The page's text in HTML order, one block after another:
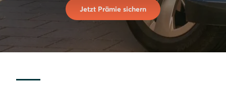
Jetzt Prämie sichern